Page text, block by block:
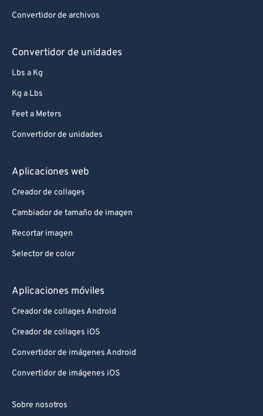
Convertidor de archivos
Convertidor de unidades
Lbs a Kg
Kg a Lbs
Feet a Meters
Convertidor de unidades
Aplicaciones web
Creador de collages
Cambiador de tamaño de imagen
Recortar imagen
Selector de color
Aplicaciones móviles
Creador de collages Android
Creador de collages iOS
Convertidor de imágenes Android
Convertidor de imágenes iOS
Sobre nosotros